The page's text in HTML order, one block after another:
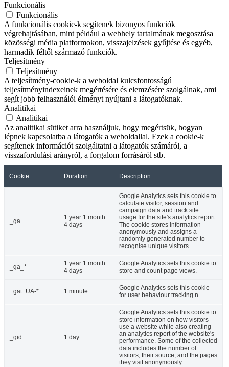
Funkcionális
Funkcionális
A funkcionális cookie-k segítenek bizonyos funkciók
végrehajtásában, mint például a webhely tartalmának megosztása
közösségi média platformokon, visszajelzések gyűjtése és egyéb,
harmadik féltől származó funkciók.
Teljesítmény
Teljesítmény
A teljesítmény-cookie-k a weboldal kulcsfontosságú
teljesítményindexeinek megértésére és elemzésére szolgálnak, ami
segít jobb felhasználói élményt nyújtani a látogatóknak.
Analitikai
Analitikai
Az analitikai sütiket arra használjuk, hogy megértsük, hogyan
lépnek kapcsolatba a látogatók a weboldallal. Ezek a cookie-k
segítenek információt szolgáltatni a látogatók számáról, a
visszafordulási arányról, a forgalom forrásáról stb.
Cookie Duration Description
_ga
1 year 1 month
4 days
Google Analytics sets this cookie to
calculate visitor, session and
campaign data and track site
usage for the site's analytics report.
The cookie stores information
anonymously and assigns a
randomly generated number to
recognise unique visitors.
_ga_*
1 year 1 month
4 days
Google Analytics sets this cookie to
store and count page views.
_gat_UA-* 1 minute
Google Analytics sets this cookie
for user behaviour tracking.n
_gid 1 day
Google Analytics sets this cookie to
store information on how visitors
use a website while also creating
an analytics report of the website's
performance. Some of the collected
data includes the number of
visitors, their source, and the pages
they visit anonymously.